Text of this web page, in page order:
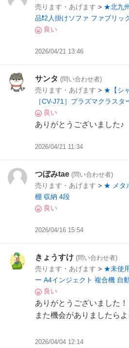
売ります・あげます > ★北九
品❗️2人掛けソファ ファブリッ
良い
2026/04/21 13:46
サンタ (問い合わせ者)
売ります・あげます > ★【シ
［CV-J71］プラズマクラス
良い
ありがとうございました♪
2026/04/21 11:34
つぼみtae (問い合わせ者)
売ります・あげます > ★ メタ
棚 収納 4段
良い
2026/04/16 15:54
きょうすけ (問い合わせ者)
売ります・あげます > ★未使
ー A4インジェクト 複合機 自
良い
ありがとうございました！
また機会がありましたら
2026/04/04 12:14